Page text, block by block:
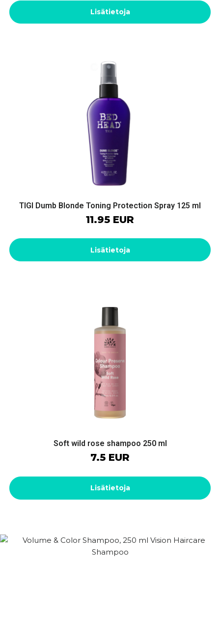
Lisätietoja
TIGI Dumb Blonde Toning Protection Spray 125 ml
11.95 EUR
Lisätietoja
Soft wild rose shampoo 250 ml
7.5 EUR
Lisätietoja